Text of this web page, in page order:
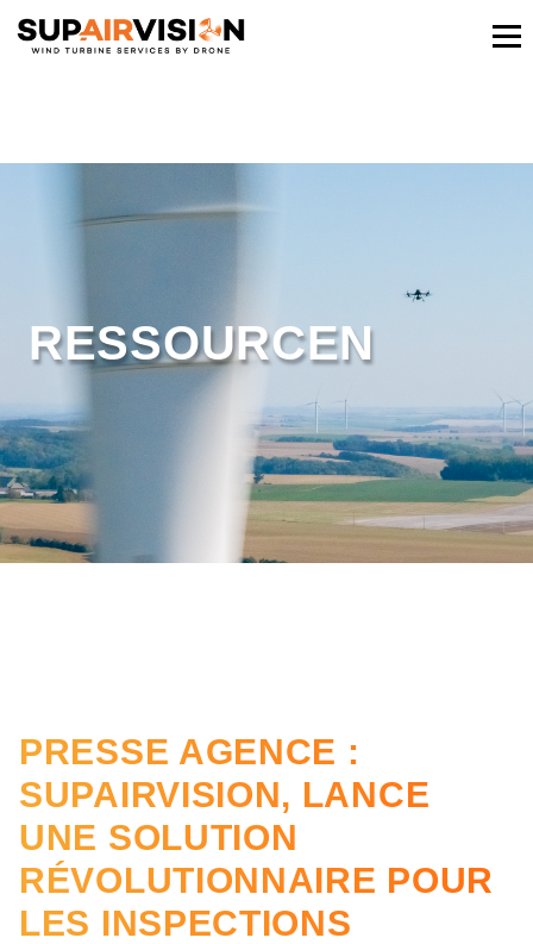
RESSOURCEN
PRESSE AGENCE :
SUPAIRVISION, LANCE
UNE SOLUTION
RÉVOLUTIONNAIRE POUR
LES INSPECTIONS